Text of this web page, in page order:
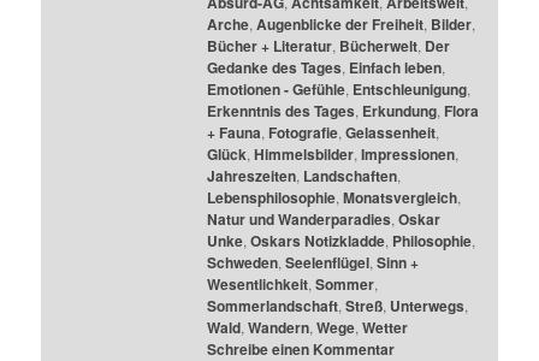
Arche, Augenblicke der Freiheit, Bilder,
Bücher + Literatur, Bücherwelt, Der
Gedanke des Tages, Einfach leben,
Emotionen - Gefühle, Entschleunigung,
Erkenntnis des Tages, Erkundung, Flora
+ Fauna, Fotografie, Gelassenheit,
Glück, Himmelsbilder, Impressionen,
Jahreszeiten, Landschaften,
Lebensphilosophie, Monatsvergleich,
Natur und Wanderparadies, Oskar
Unke, Oskars Notizkladde, Philosophie,
Schweden, Seelenflügel, Sinn +
Wesentlichkeit, Sommer,
Sommerlandschaft, Streß, Unterwegs,
Wald, Wandern, Wege, Wetter
Schreibe einen Kommentar